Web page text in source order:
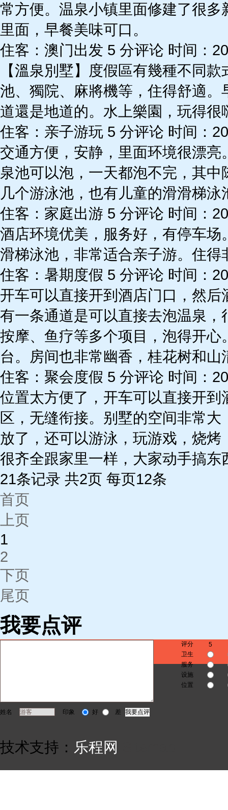
常方便。温泉小镇里面修建了很
里面，早餐美味可口。
住客：澳门出发 5 分评论 时间：
【溫泉別墅】度假區有幾種不同
池、獨院、麻將機等，住得舒適
道還是地道的。水上樂園，玩得
住客：亲子游玩 5 分评论 时间：
交通方便，安静，里面环境很漂
泉池可以泡，一天都泡不完，其
几个游泳池，也有儿童的滑滑梯
住客：家庭出游 5 分评论 时间：
酒店环境优美，服务好，有停车
滑梯泳池，非常适合亲子游。住
住客：暑期度假 5 分评论 时间：
开车可以直接开到酒店门口，然
有一条通道是可以直接去泡温泉
按摩、鱼疗等多个项目，泡得开
台。房间也非常幽香，桂花树和山
住客：聚会度假 5 分评论 时间：
位置太方便了，开车可以直接开
区，无缝衔接。别墅的空间非常
放了，还可以游泳，玩游戏，烧
很齐全跟家里一样，大家动手搞
21条记录 共2页 每页12条
首页
上页
1
2
下页
尾页
我要点评
评分
5
卫生
服务
设施
位置
姓名 印象 好 差
技术支持： 乐程网